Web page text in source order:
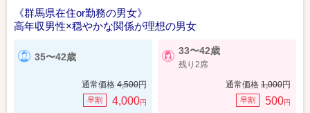
《群馬県在住or勤務の男女》
高年収男性×穏やかな関係が理想の男女
35〜42歳
通常価格 4,500円
早割 4,000円
33〜42歳
残り2席
通常価格 1,000円
早割 500円